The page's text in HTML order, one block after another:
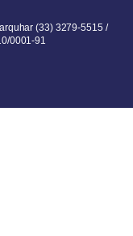
(33) 3279-5515 /
0001-91